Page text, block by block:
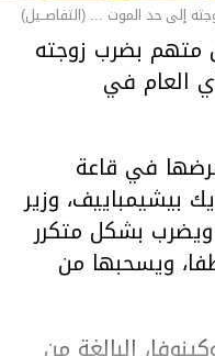
إلى حد الموت ... (التفاصــيل)
متهم بضرب زوجته
العام في
في قاعة
بيشيمباييف، وزير
ويضرب بشكل متكرر
ويسحبها من